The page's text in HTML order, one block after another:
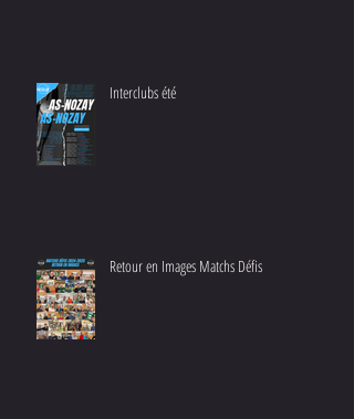
Interclubs été
Retour en Images Matchs Défis